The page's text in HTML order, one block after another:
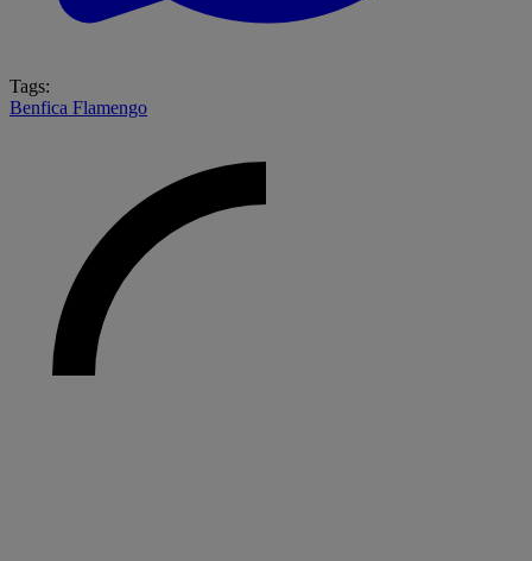
Tags:
Benfica Flamengo